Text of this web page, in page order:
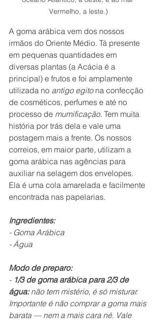
Vermelho, a leste.)
A goma arábica vem dos nossos
irmãos do Oriente Médio. Tá presente
em pequenas quantidades em
diversas plantas (a Acácia é a
principal) e frutos e foi amplamente
utilizada no antigo egito na confecção
de cosméticos, perfumes e até no
processo de mumificação. Tem muita
história por trás dela e vale uma
postagem mais a frente. Os nossos
correios, em maior parte, utilizam a
goma arábica nas agências para
auxiliar na selagem dos envelopes.
Ela é uma cola amarelada e facilmente
encontrada nas papelarias.
Ingredientes:
- Goma Arábica
- Água
Modo de preparo:
- 1/3 de goma arábica para 2/3 de
água: não tem mistério, é só misturar.
Importante é não comprar a goma mais
barata — nem a mais cara né. Vale